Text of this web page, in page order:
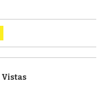
Vistas